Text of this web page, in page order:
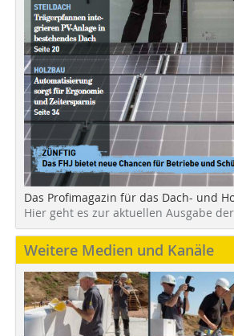
Das Profimagazin für das Dach- und
Hier geht es zur aktuellen Ausgabe
Weitere Medien und Kanäle